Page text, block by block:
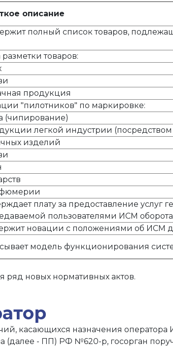
описание
полный список товаров,
товаров:
продукция
"пилотников" по маркировке:
(чипирование)
легкой индустрии
изделий
плату за предоставление
пользователями ИСМ
новации с положениями об ИСМ
модель функционирования
ряд новых нормативных актов.
касающихся назначения
(далее - ПП) РФ №620-р, госорган